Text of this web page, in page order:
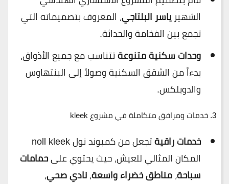
الشهيرياسر البلتاجي، المعروف بتصميماته التي
تجمع بين الفخامة والحداثة.
وحدات سكنية متنوعةتتناسب مع جميع الأذواق،
بدءاً من الشقق السكنية وصولاً إلى البنتهاوس
والدوبلكس.
3. خدمات ومرافق متكاملة في مشروع kleek
خدمات راقية
تجعل من كمبوند نول noll kleek
المكان المثالي للعيش، حيث يحتوي علىحمامات
سباحة،مناطق خضراء واسعة،نادي صحي،